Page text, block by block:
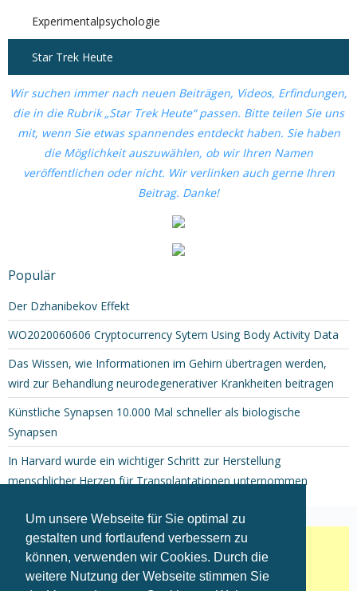
Um unsere Webseite für Sie optimal zu
gestalten und fortlaufend verbessern zu
können, verwenden wir Cookies. Durch die
weitere Nutzung der Webseite stimmen Sie
Experimentalpsychologie
Star Trek Heute
Wir suchen immer nach neuen Beiträgen, Videos, Erfindungen,
die in die Rubrik „Star Trek Heute“ passen. Bitte teilen Sie uns
mit, wenn Sie etwas spannendes entdeckt haben. Sie haben
die Möglichkeit auszuwählen, ob wir Ihren Namen
veröffentlichen oder nicht. Wir verlinken auch gerne Ihren
Beitrag. Danke!
Populär
Der Dzhanibekov Effekt
WO2020060606 Cryptocurrency Sytem Using Body Activity Data
Das Wissen, wie Informationen im Gehirn übertragen werden,
wird zur Behandlung neurodegenerativer Krankheiten beitragen
Künstliche Synapsen 10.000 Mal schneller als biologische
Synapsen
In Harvard wurde ein wichtiger Schritt zur Herstellung
menschlicher Herzen für Transplantationen unternommen